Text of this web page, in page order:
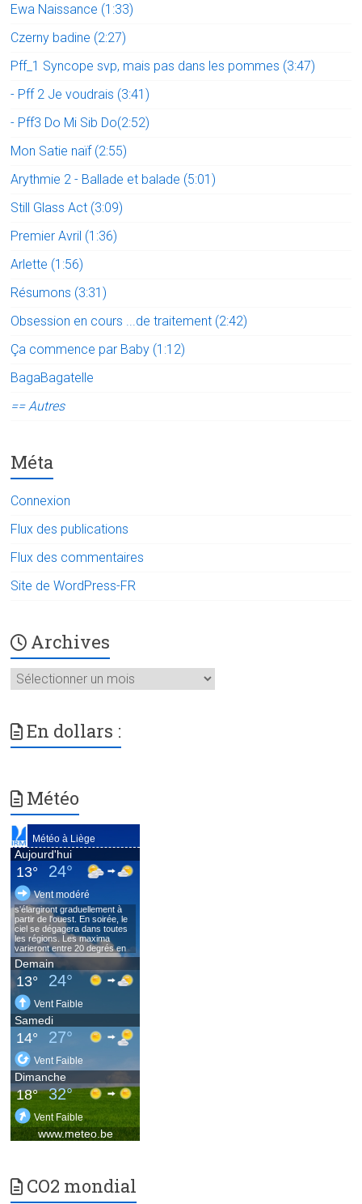
Ewa Naissance (1:33)
Czerny badine (2:27)
Pff_1 Syncope svp, mais pas dans les pommes (3:47)
- Pff 2 Je voudrais (3:41)
- Pff3 Do Mi Sib Do(2:52)
Mon Satie naïf (2:55)
Arythmie 2 - Ballade et balade (5:01)
Still Glass Act (3:09)
Premier Avril (1:36)
Arlette (1:56)
Résumons (3:31)
Obsession en cours ...de traitement (2:42)
Ça commence par Baby (1:12)
BagaBagatelle
== Autres
Méta
Connexion
Flux des publications
Flux des commentaires
Site de WordPress-FR
Archives
Archives
En dollars :
Météo
CO2 mondial